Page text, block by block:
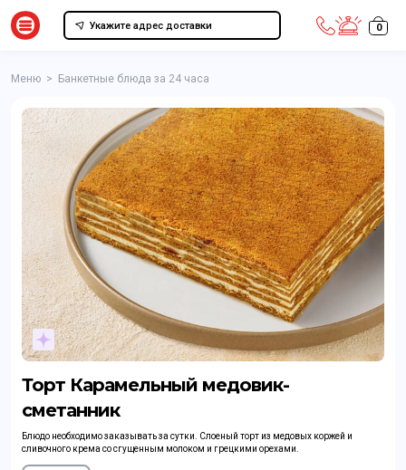
Укажите адрес доставки 0
Меню > Банкетные блюда за 24 часа
Торт Карамельный медовик-
сметанник
Блюдо необходимо заказывать за сутки. Слоеный торт из медовых коржей и
сливочного крема со сгущенным молоком и грецкими орехами.